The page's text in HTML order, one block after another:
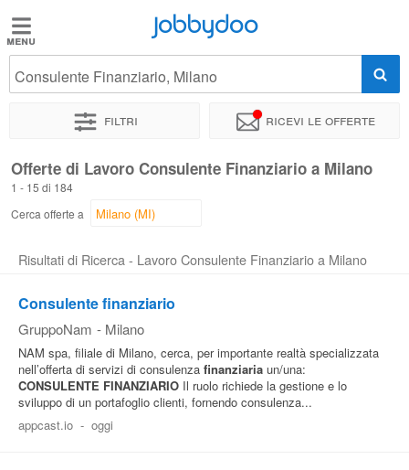
Jobbydoo
Offerte
Stipendi
Elenco
Blog
Pubblica
Jobbydoo
Consulente Finanziario, Milano
Filtri Ricevi le offerte
Offerte di Lavoro Consulente Finanziario a Milano
1 - 15 di 184
Cerca offerte a
Risultati di Ricerca - Lavoro Consulente Finanziario a Milano
Consulente finanziario
GruppoNam - Milano
NAM spa, filiale di Milano, cerca, per importante realtà specializzata
nell’offerta di servizi di consulenza finanziaria un/una:
CONSULENTE FINANZIARIO Il ruolo richiede la gestione e lo
sviluppo di un portafoglio clienti, fornendo consulenza...
appcast.io - oggi